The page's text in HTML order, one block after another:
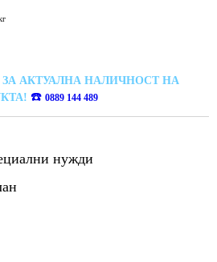
АКТУАЛНА НАЛИЧНОСТ НА
☎️ 0889 144 489
нужди